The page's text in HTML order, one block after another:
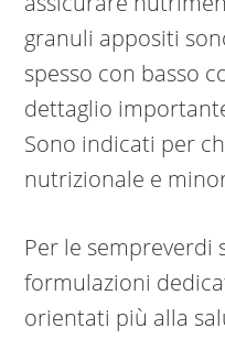
granuli appositi
spesso con basso
dettaglio
Sono indicati per
nutrizionale e
Per le sempreverdi
formulazioni
orientati più alla